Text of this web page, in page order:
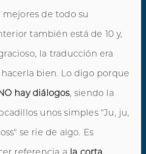
de todo su
también está de 10 y,
la traducción era
bien. Lo digo porque
hay diálogos, siendo la
unos simples "Ju, ju,
se ríe de algo. Es
referencia a la corta